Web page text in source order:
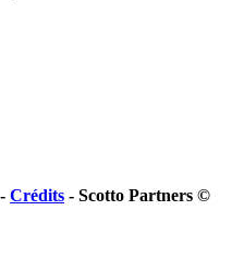
- Crédits - Scotto Partners ©